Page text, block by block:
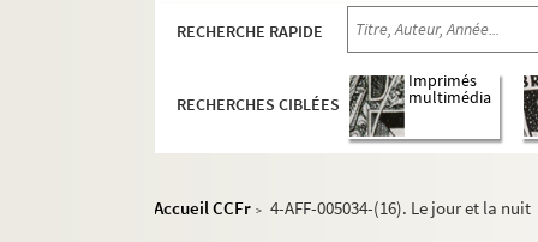
RECHERCHE RAPIDE
RECHERCHES CIBLÉES
Imprimés
multimédia
Accueil CCFr > 4-AFF-005034-(16). Le jour et la nuit
Hauts-de-Seine
Aubervilliers
Théâtre de la Commune